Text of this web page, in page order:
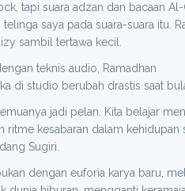
tapi suara adzan dan bacaan Al-
saya pada suara-suara itu.
sambil tertawa kecil.
teknis audio, Ramadhan
di studio berubah drastis saat
jadi pelan. Kita belajar
ritme kesabaran dalam kehidupan
Sugiri.
dengan euforia karya baru,